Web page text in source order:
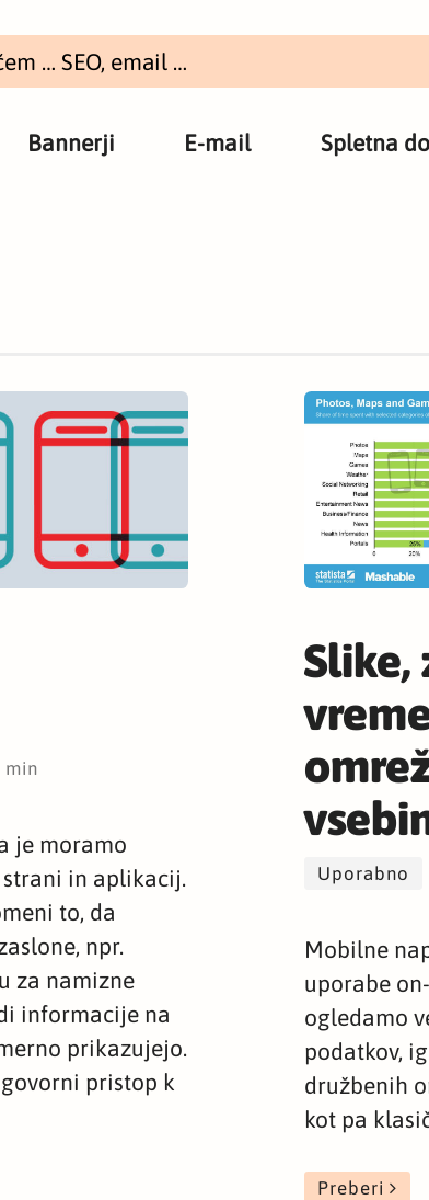
Bannerji E-mail Spletna
min
je moramo
in aplikacij.
to, da
npr.
za namizne
informacije na
prikazujejo.
pristop k
Slike,
Uporabno
Mobilne
uporabe
ogledamo
podatkov,
družbenih
kot pa
Preberi